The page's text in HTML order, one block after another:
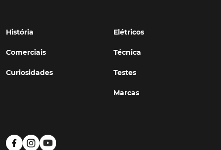
História
Comerciais
Curiosidades
Elétricos
Técnica
Testes
Marcas